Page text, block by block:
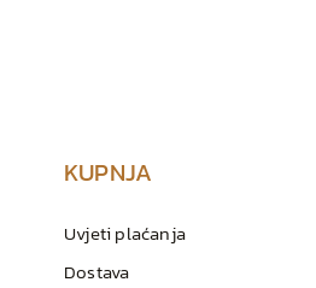
KUPNJA
Uvjeti plaćanja
Dostava